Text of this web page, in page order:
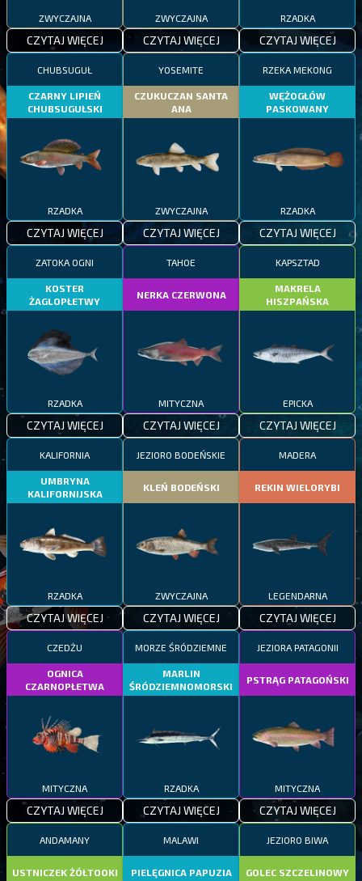
ZWYCZAJNA
CZYTAJ WIĘCEJ
ZWYCZAJNA
CZYTAJ WIĘCEJ
RZADKA
CZYTAJ WIĘCEJ
CHUBSUGUŁ
CZARNY LIPIEŃ
CHUBSUGUŁSKI
RZADKA
CZYTAJ WIĘCEJ
YOSEMITE
CZUKUCZAN SANTA
ANA
ZWYCZAJNA
CZYTAJ WIĘCEJ
RZEKA MEKONG
WĘŻOGŁÓW
PASKOWANY
RZADKA
CZYTAJ WIĘCEJ
ZATOKA OGNI
KOSTER
ŻAGLOPŁETWY
RZADKA
CZYTAJ WIĘCEJ
TAHOE
NERKA CZERWONA
MITYCZNA
CZYTAJ WIĘCEJ
KAPSZTAD
MAKRELA
HISZPAŃSKA
EPICKA
CZYTAJ WIĘCEJ
KALIFORNIA
UMBRYNA
KALIFORNIJSKA
RZADKA
CZYTAJ WIĘCEJ
JEZIORO BODEŃSKIE
KLEŃ BODEŃSKI
ZWYCZAJNA
CZYTAJ WIĘCEJ
MADERA
REKIN WIELORYBI
LEGENDARNA
CZYTAJ WIĘCEJ
CZEDŻU
OGNICA
CZARNOPŁETWA
MITYCZNA
CZYTAJ WIĘCEJ
MORZE ŚRÓDZIEMNE
MARLIN
ŚRÓDZIEMNOMORSKI
RZADKA
CZYTAJ WIĘCEJ
JEZIORA PATAGONII
PSTRĄG PATAGOŃSKI
MITYCZNA
CZYTAJ WIĘCEJ
ANDAMANY
USTNICZEK ŻÓŁTOOKI
MALAWI
PIELĘGNICA PAPUZIA
JEZIORO BIWA
GOLEC SZCZELINOWY